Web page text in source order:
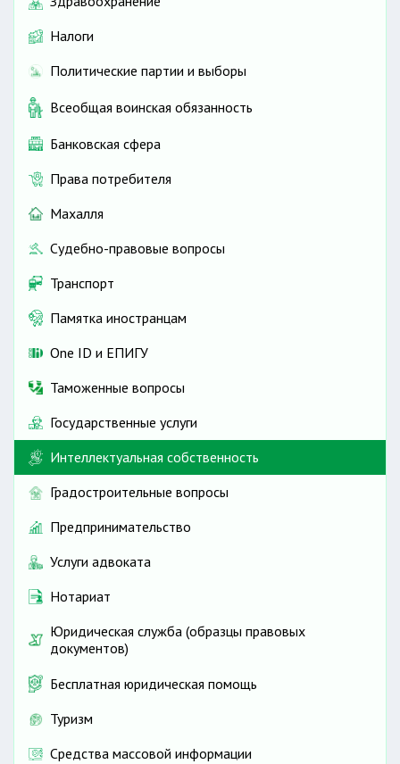
Налоги
Политические партии и выборы
Всеобщая воинская обязанность
Банковская сфера
Права потребителя
Махалля
Судебно-правовые вопросы
Транспорт
Памятка иностранцам
One ID и ЕПИГУ
Таможенные вопросы
Государственные услуги
Интеллектуальная собственность
Градостроительные вопросы
Предпринимательство
Услуги адвоката
Нотариат
Юридическая служба (образцы правовых
документов)
Бесплатная юридическая помощь
Туризм
Средства массовой информации